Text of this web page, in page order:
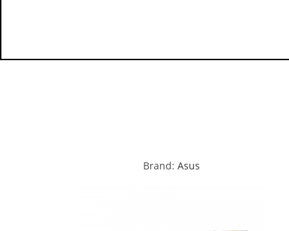
Brand: Asus